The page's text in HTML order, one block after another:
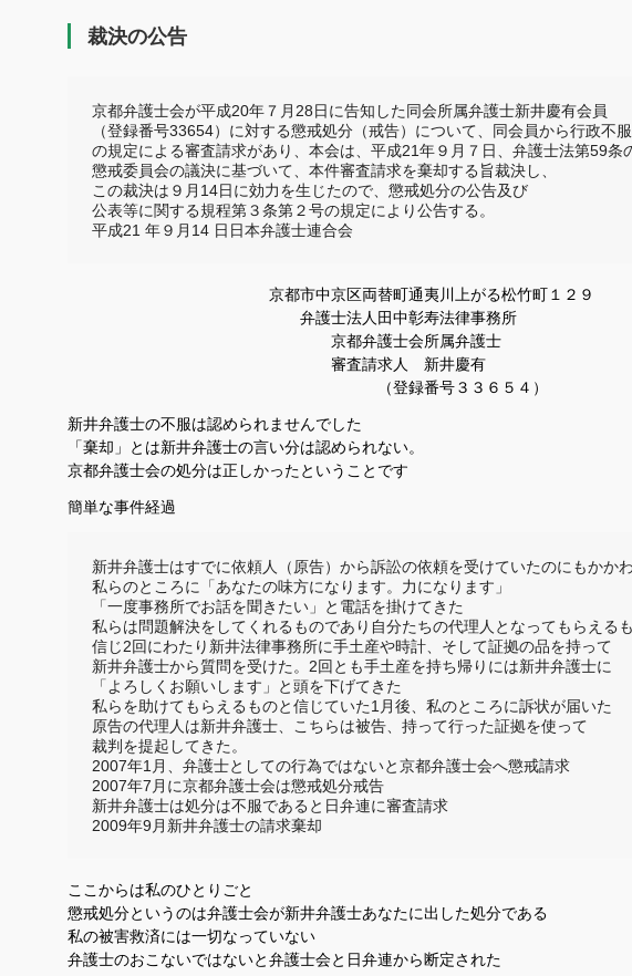
裁決の公告
京都弁護士会が平成20年７月28日に告知した同会所属弁護士新井慶有会員
（登録番号33654）に対する懲戒処分（戒告）について、同会員から行政不
の規定による審査請求があり、本会は、平成21年９月７日、弁護士法第59条
懲戒委員会の議決に基づいて、本件審査請求を棄却する旨裁決し、
この裁決は９月14日に効力を生じたので、懲戒処分の公告及び
公表等に関する規程第３条第２号の規定により公告する。
平成21 年９月14 日日本弁護士連合会
京都市中京区両替町通夷川上がる松竹町１２９
弁護士法人田中彰寿法律事務所
京都弁護士会所属弁護士
審査請求人 新井慶有
（登録番号３３６５４）
新井弁護士の不服は認められませんでした
「棄却」とは新井弁護士の言い分は認められない。
京都弁護士会の処分は正しかったということです
簡単な事件経過
新井弁護士はすでに依頼人（原告）から訴訟の依頼を受けていたのにもかか
私らのところに「あなたの味方になります。力になります」
「一度事務所でお話を聞きたい」と電話を掛けてきた
私らは問題解決をしてくれるものであり自分たちの代理人となってもらえる
信じ2回にわたり新井法律事務所に手土産や時計、そして証拠の品を持って
新井弁護士から質問を受けた。2回とも手土産を持ち帰りには新井弁護士に
「よろしくお願いします」と頭を下げてきた
私らを助けてもらえるものと信じていた1月後、私のところに訴状が届いた
原告の代理人は新井弁護士、こちらは被告、持って行った証拠を使って
裁判を提起してきた。
2007年1月、弁護士としての行為ではないと京都弁護士会へ懲戒請求
2007年7月に京都弁護士会は懲戒処分戒告
新井弁護士は処分は不服であると日弁連に審査請求
2009年9月新井弁護士の請求棄却
ここからは私のひとりごと
懲戒処分というのは弁護士会が新井弁護士あなたに出した処分である
私の被害救済には一切なっていない
弁護士のおこないではないと弁護士会と日弁連から断定された